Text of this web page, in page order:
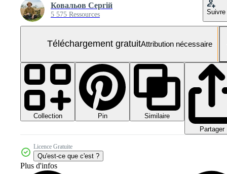
Ковальов Сергій
5 575 Ressources Suivre
Téléchargement gratuitAttribution nécessaire
Collection Pin
Similaire
Partager
Licence Gratuite
Qu'est-ce que c'est ?
Plus d'infos